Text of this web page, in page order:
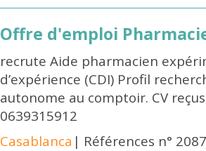
Offre d'emploi
recrute Aide pharmacien
d’expérience (CDI) Profil
autonome au comptoir. CV
0639315912
Casablanca | Références n°